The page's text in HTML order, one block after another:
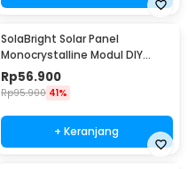
SolaBright Solar Panel
Monocrystalline Modul DIY
Power Bank USB 35W - PP065
Rp56.900
Rp95.900 41%
+ Keranjang